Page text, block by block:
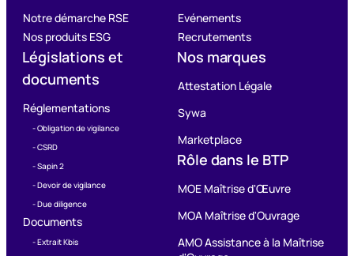
Notre démarche RSE
Nos produits ESG
Evénements
Recrutements
Législations et
documents
Réglementations
- Obligation de vigilance
- CSRD
- Sapin 2
- Devoir de vigilance
- Due diligence
Documents
- Extrait Kbis
Nos marques
Attestation Légale
Sywa
Marketplace
Rôle dans le BTP
MOE Maîtrise d'Œuvre
MOA Maîtrise d'Ouvrage
AMO Assistance à la Maîtrise